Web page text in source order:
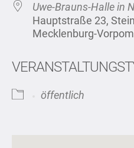
Uwe-Brauns-Halle in
Hauptstraße 23,
Mecklenburg-
öffentlich